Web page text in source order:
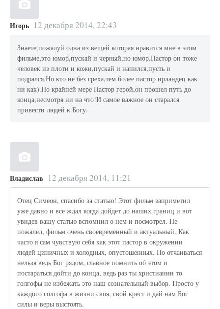
Игорь 12 декабря 2014, 22:43
Знаете,пожалуй одна из вещей которая нравится мне в этом
фильме,это юмор,пускай и черный,но юмор.Пастор он тоже
человек из плоти и кожи,пускай и напился,пусть и
подрался.Но кто не без греха,тем более пастор ирландец как
ни как).По крайней мере Пастор герой,он прошел путь до
конца,несмотря ни на что!И самое важное он старался
привести людей к Богу.
Владислав 12 декабря 2014, 11:21
Отец Симеон, спасибо за статью! Этот фильм заприметил
уже давно и все ждал когда дойдет до наших границ и вот
увидев вашу статью вспомнил о нем и посмотрел. Не
пожалел, фильм очень своевременный и актуальный. Как
часто я сам чувствую себя как этот пастор в окружении
людей циничных и холодных, опустошенных. Но отчаиваться
нельзя ведь Бог рядом, главное помнить об этом и
постараться дойти до конца, ведь раз ты христианин то
голгофы не избежать это наш сознательный выбор. Просто у
каждого голгофа в жизни своя, свой крест и дай нам Бог
силы и веры выстоять.